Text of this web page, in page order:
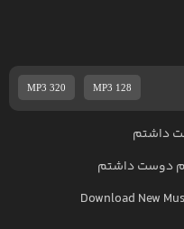
MP3 320 MP3 128
داشتم
دوست داشتم
Download New